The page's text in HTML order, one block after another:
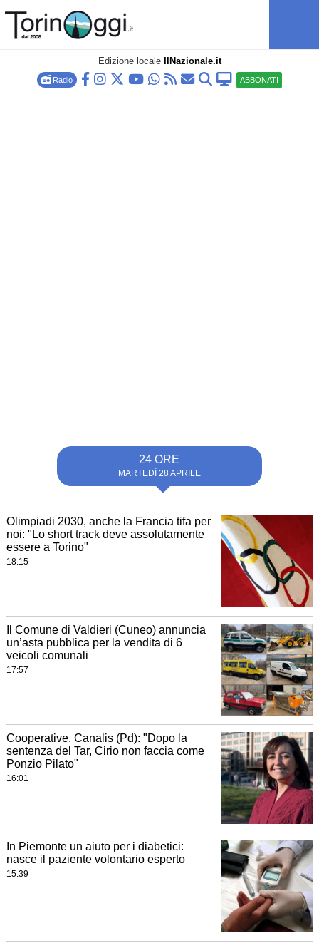
Edizione locale IlNazionale.it
Radio ABBONATI
24 ORE
MARTEDÌ 28 APRILE
Olimpiadi 2030, anche la Francia tifa per
noi: "Lo short track deve assolutamente
essere a Torino"
18:15
Il Comune di Valdieri (Cuneo) annuncia
un’asta pubblica per la vendita di 6
veicoli comunali
17:57
Cooperative, Canalis (Pd): "Dopo la
sentenza del Tar, Cirio non faccia come
Ponzio Pilato"
16:01
In Piemonte un aiuto per i diabetici:
nasce il paziente volontario esperto
15:39